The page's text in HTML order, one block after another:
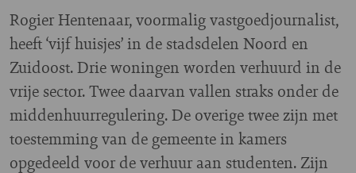
Rogier Hentenaar, voormalig vastgoedjournalist,
heeft ‘vijf huisjes’ in de stadsdelen Noord en
Zuidoost. Drie woningen worden verhuurd in de
vrije sector. Twee daarvan vallen straks onder de
middenhuurregulering. De overige twee zijn met
toestemming van de gemeente in kamers
opgedeeld voor de verhuur aan studenten. Zijn